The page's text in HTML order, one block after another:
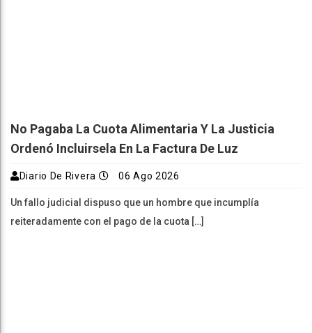
No Pagaba La Cuota Alimentaria Y La Justicia
Ordenó Incluirsela En La Factura De Luz
Diario De Rivera 06 Ago 2026
Un fallo judicial dispuso que un hombre que incumplía
reiteradamente con el pago de la cuota […]